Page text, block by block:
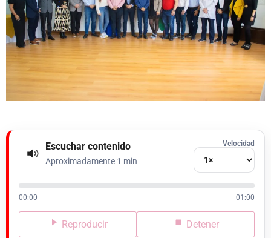
Escuchar contenido
Aproximadamente 1 min
Velocidad
00:00 01:00
Reproducir Detener